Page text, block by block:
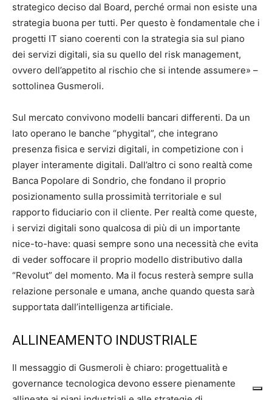
strategico deciso dal Board, perché ormai non esiste una
strategia buona per tutti. Per questo è fondamentale che i
progetti IT siano coerenti con la strategia sia sul piano
dei servizi digitali, sia su quello del risk management,
ovvero dell’appetito al rischio che si intende assumere» –
sottolinea Gusmeroli.
Sul mercato convivono modelli bancari differenti. Da un
lato operano le banche “phygital”, che integrano
presenza fisica e servizi digitali, in competizione con i
player interamente digitali. Dall’altro ci sono realtà come
Banca Popolare di Sondrio, che fondano il proprio
posizionamento sulla prossimità territoriale e sul
rapporto fiduciario con il cliente. Per realtà come queste,
i servizi digitali sono qualcosa di più di un importante
nice-to-have: quasi sempre sono una necessità che evita
di veder soffocare il proprio modello distributivo dalla
“Revolut” del momento. Ma il focus resterà sempre sulla
relazione personale e umana, anche quando questa sarà
supportata dall’intelligenza artificiale.
ALLINEAMENTO INDUSTRIALE
Il messaggio di Gusmeroli è chiaro: progettualità e
governance tecnologica devono essere pienamente